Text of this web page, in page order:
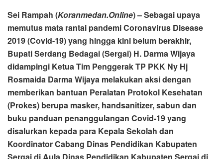
Sei Rampah (Koranmedan.Online) – Sebagai upaya
memutus mata rantai pandemi Coronavirus Disease
2019 (Covid-19) yang hingga kini belum berakhir,
Bupati Serdang Bedagai (Sergai) H. Darma Wijaya
didampingi Ketua Tim Penggerak TP PKK Ny Hj
Rosmaida Darma Wijaya melakukan aksi dengan
memberikan bantuan Peralatan Protokol Kesehatan
(Prokes) berupa masker, handsanitizer, sabun dan
buku panduan penanggulangan Covid-19 yang
disalurkan kepada para Kepala Sekolah dan
Koordinator Cabang Dinas Pendidikan Kabupaten